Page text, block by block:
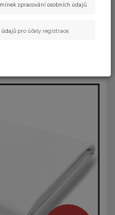
zpracování osobních údajů.
údajů pro účely registrace.